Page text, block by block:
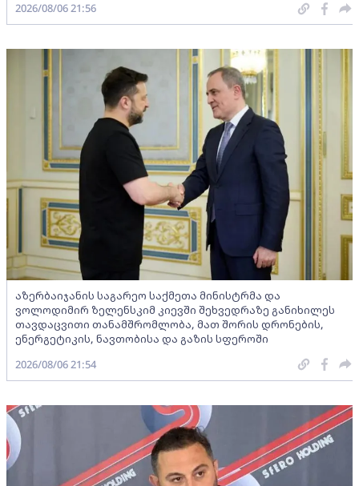
2026/08/06 21:56
აზერბაიჯანის საგარეო საქმეთა მინისტრმა და
ვოლოდიმირ ზელენსკიმ კიევში შეხვედრაზე განიხილეს
თავდაცვითი თანამშრომლობა, მათ შორის დრონების,
ენერგეტიკის, ნავთობისა და გაზის სფეროში
2026/08/06 21:54